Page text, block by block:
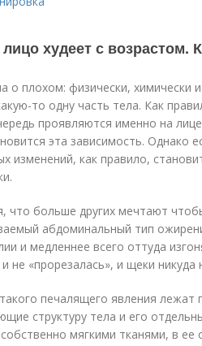
худеет с возрастом.
о плохом: физически, химически
то одну часть тела. Как
проявляются именно на
эта зависимость. Однако
изменений, как правило,
что больше других мечтают
абдоминальный тип
и медленнее всего оттуда
не «прорезалась», и щеки никуда
печалящего явления лежат
структуру тела и его
собственно мягкими тканями, в